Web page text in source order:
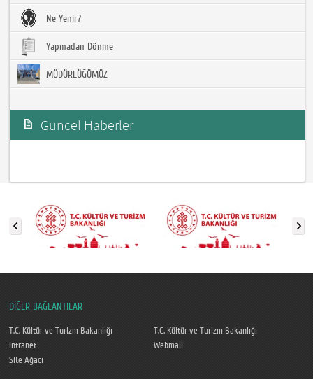
Ne Yenir?
Yapmadan Dönme
MÜDÜRLÜĞÜMÜZ
Güncel Haberler
DİĞER BAĞLANTILAR
T.C. Kültür ve Turizm Bakanlığı
T.C. Kültür ve Turizm Bakanlığı
Intranet
Webmail
Site Ağacı